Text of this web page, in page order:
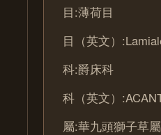
目:薄荷目
目（英文）
科:爵床科
科（英文）
屬:華九頭獅子草屬